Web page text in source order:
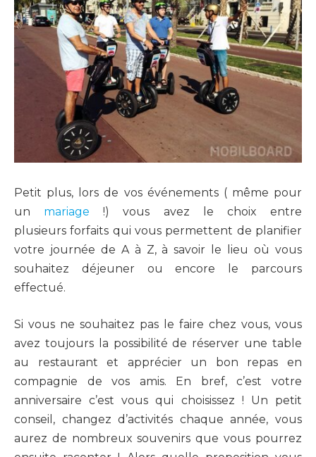
Petit plus, lors de vos événements ( même pour
un mariage !) vous avez le choix entre
plusieurs forfaits qui vous permettent de planifier
votre journée de A à Z, à savoir le lieu où vous
souhaitez déjeuner ou encore le parcours
effectué.
Si vous ne souhaitez pas le faire chez vous, vous
avez toujours la possibilité de réserver une table
au restaurant et apprécier un bon repas en
compagnie de vos amis. En bref, c’est votre
anniversaire c’est vous qui choisissez ! Un petit
conseil, changez d’activités chaque année, vous
aurez de nombreux souvenirs que vous pourrez